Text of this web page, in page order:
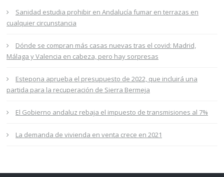
Sanidad estudia prohibir en Andalucía fumar en terrazas en
cualquier circunstancia
Dónde se compran más casas nuevas tras el covid: Madrid,
Málaga y Valencia en cabeza, pero hay sorpresas
Estepona aprueba el presupuesto de 2022, que incluirá una
partida para la recuperación de Sierra Bermeja
El Gobierno andaluz rebaja el impuesto de transmisiones al 7%
La demanda de vivienda en venta crece en 2021